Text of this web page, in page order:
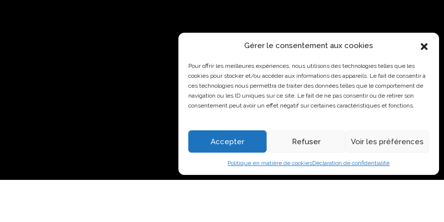
Gérer le consentement aux cookies
Pour offrir les meilleures expériences, nous utilisons des technologies telles que les
cookies pour stocker et/ou accéder aux informations des appareils. Le fait de consentir à
ces technologies nous permettra de traiter des données telles que le comportement de
navigation ou les ID uniques sur ce site. Le fait de ne pas consentir ou de retirer son
consentement peut avoir un effet négatif sur certaines caractéristiques et fonctions.
Accepter Refuser Voir les préférences
Politique en matière de cookiesDéclaration de confidentialité